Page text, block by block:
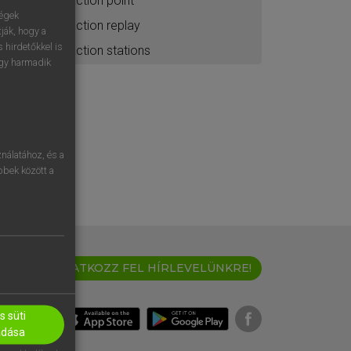
action replay
action stations
IRATKOZZ FEL HÍRLEVELÜNKRE!
hogy a
hirdetőkkel is
harmadik
és a
között a
süti